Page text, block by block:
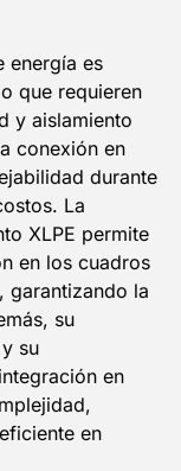
energía es
que requieren
y aislamiento
conexión en
durante
La
XLPE permite
en los cuadros
garantizando la
su
su
en
en